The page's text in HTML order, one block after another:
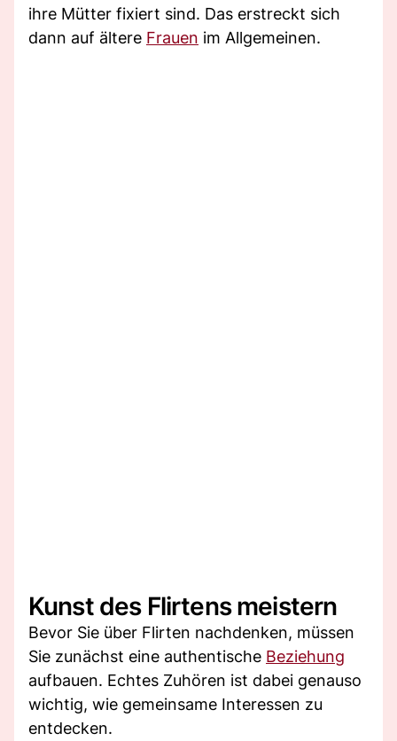
ihre Mütter fixiert sind. Das erstreckt sich
dann auf ältere Frauen im Allgemeinen.
Kunst des Flirtens meistern
Bevor Sie über Flirten nachdenken, müssen
Sie zunächst eine authentische Beziehung
aufbauen. Echtes Zuhören ist dabei genauso
wichtig, wie gemeinsame Interessen zu
entdecken.